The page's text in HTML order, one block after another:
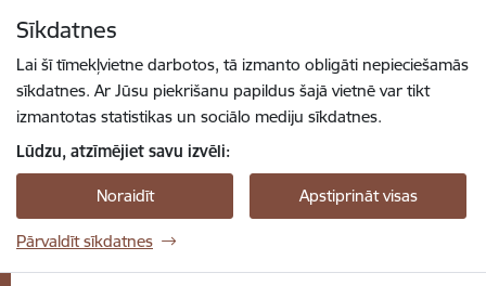
Sīkdatnes
Lai šī tīmekļvietne darbotos, tā izmanto obligāti nepieciešamās
sīkdatnes. Ar Jūsu piekrišanu papildus šajā vietnē var tikt
izmantotas statistikas un sociālo mediju sīkdatnes.
Lūdzu, atzīmējiet savu izvēli:
Noraidīt Apstiprināt visas
Pārvaldīt sīkdatnes